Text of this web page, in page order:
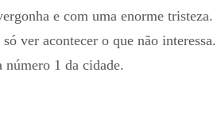
e com uma enorme tristeza.
ver acontecer o que não interessa.
número 1 da cidade.